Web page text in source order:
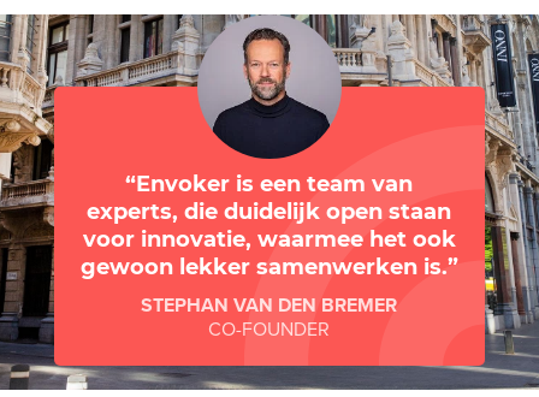
Envoker is een team van
experts, die duidelijk open staan
voor innovatie, waarmee het ook
gewoon lekker samenwerken is.
STEPHAN VAN DEN BREMER
CO-FOUNDER